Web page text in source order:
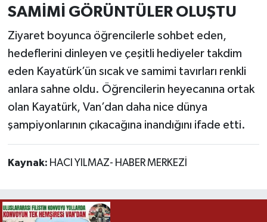
SAMİMİ GÖRÜNTÜLER OLUŞTU
Ziyaret boyunca öğrencilerle sohbet eden,
hedeflerini dinleyen ve çeşitli hediyeler takdim
eden Kayatürk’ün sıcak ve samimi tavırları renkli
anlara sahne oldu. Öğrencilerin heyecanına ortak
olan Kayatürk, Van’dan daha nice dünya
şampiyonlarının çıkacağına inandığını ifade etti.
Kaynak: HACI YILMAZ- HABER MERKEZİ